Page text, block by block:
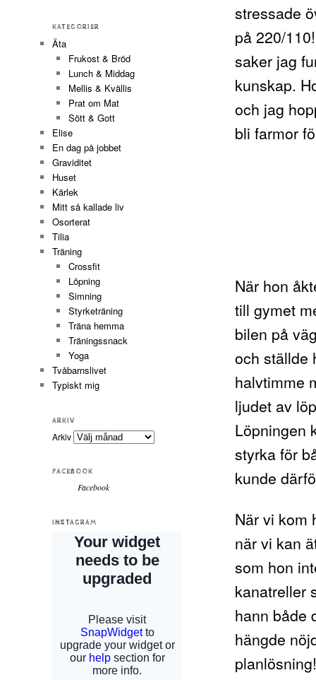
stressade
på 220/
saker jag
kunskap.
och jag
bli farmor
När hon
till gymet
bilen på
och ställde
halvtimme
ljudet av
Löpningen
styrka för
kunde
När vi kom
när vi kan
som hon
kanatreller
hann både
hängde
KATEGORIER
Äta
Frukost & Bröd
Lunch & Middag
Mellis & Kvällis
Prat om Mat
Sött & Gott
Elise
En dag på jobbet
Graviditet
Huset
Kärlek
Mitt så kallade liv
Osorterat
Tilia
Träning
Crossfit
Löpning
Simning
Styrketräning
Träna hemma
Träningssnack
Yoga
Tvåbarnslivet
Typiskt mig
ARKIV
Arkiv
FACEBOOK
Facebook
INSTAGRAM